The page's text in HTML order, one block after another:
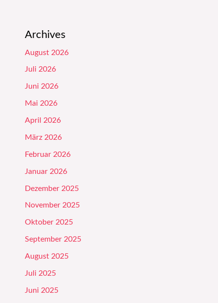
Archives
August 2026
Juli 2026
Juni 2026
Mai 2026
April 2026
März 2026
Februar 2026
Januar 2026
Dezember 2025
November 2025
Oktober 2025
September 2025
August 2025
Juli 2025
Juni 2025